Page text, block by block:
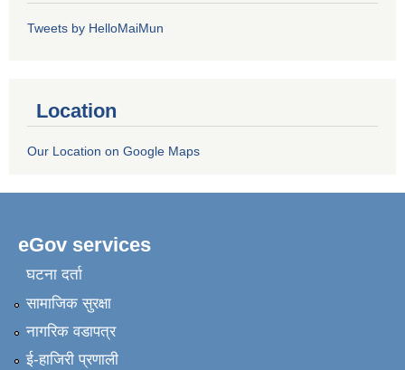
Tweets by HelloMaiMun
Location
Our Location on Google Maps
eGov services
घटना दर्ता
सामाजिक सुरक्षा
नागरिक वडापत्र
ई-हाजिरी प्रणाली